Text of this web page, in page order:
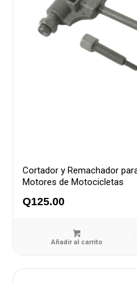
Cortador y Remachador
Motores de Motocicletas
Q125.00
Añadir al carrito